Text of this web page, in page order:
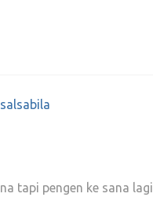
tapi pengen ke sana lagi